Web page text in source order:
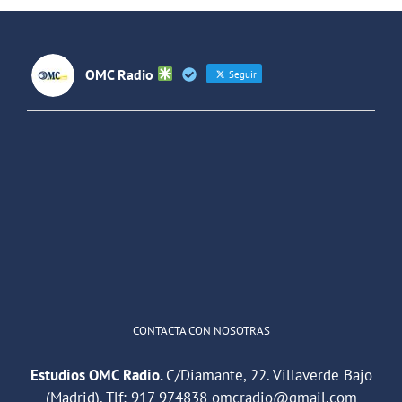
OMC Radio Seguir
CONTACTA CON NOSOTRAS
Estudios OMC Radio.C/Diamante, 22. Villaverde Bajo
(Madrid). Tlf: 917 974838 omcradio@gmail.com